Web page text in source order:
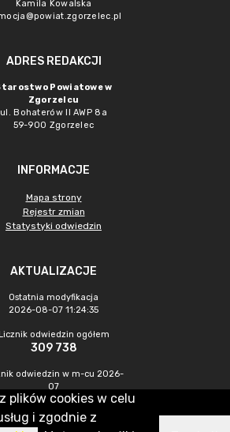
Kamila Kowalska
ADRES REDAKCJI
Powiatowe w
Zgorzelcu
ul. Bohaterów II AWP 8a
59-900 Zgorzelec
INFORMACJE
Mapa strony
Rejestr zmian
Statystyki odwiedzin
AKTUALIZACJE
Ostatnia modyfikacja
2026-08-07 11:24:35
Licznik odwiedzin ogółem
309 738
odwiedzin w m-cu 2026-
07
436
plików cookies w celu
i zgodnie z